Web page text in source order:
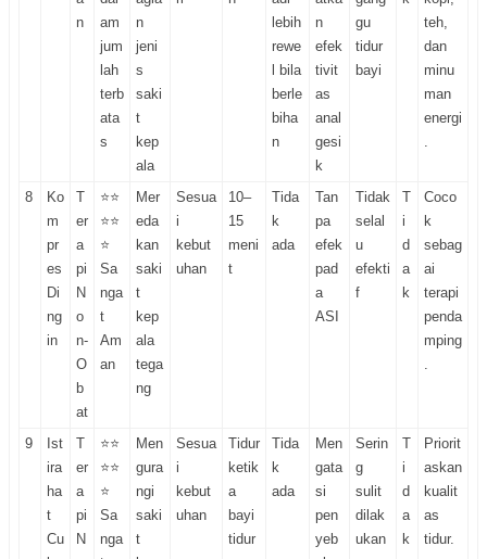
n
am
jum
lah
terb
ata
s
n
jeni
s
saki
t
kep
ala
lebih
rewe
l bila
berle
biha
n
n
efek
tivit
as
anal
gesi
k
gu
tidur
bayi
teh,
dan
minu
man
energi
.
8
Ko
m
pr
es
Di
ng
in
T
er
a
pi
N
o
n-
O
b
at
⭐⭐
⭐⭐
⭐
Sa
nga
t
Am
an
Mer
eda
kan
saki
t
kep
ala
tega
ng
Sesua
i
kebut
uhan
10–
15
meni
t
Tida
k
ada
Tan
pa
efek
pad
a
ASI
Tidak
selal
u
efekti
f
T
i
d
a
k
Coco
k
sebag
ai
terapi
penda
mping
.
9
Ist
ira
ha
t
Cu
T
er
a
pi
N
⭐⭐
⭐⭐
⭐
Sa
nga
Men
gura
ngi
saki
t
Sesua
i
kebut
uhan
Tidur
ketik
a
bayi
tidur
Tida
k
ada
Men
gata
si
pen
yeb
Serin
g
sulit
dilak
ukan
T
i
d
a
k
Priorit
askan
kualit
as
tidur.